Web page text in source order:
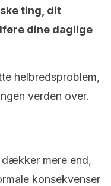
ting, dit
dine daglige
helbredsproblem,
verden over.
dækker mere end,
konsekvenser